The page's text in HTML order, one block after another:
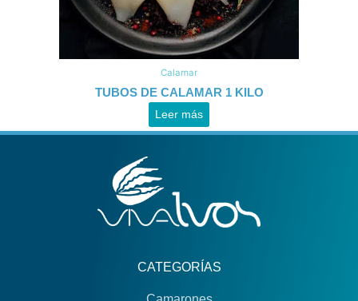
Calamar
TUBOS DE CALAMAR 1 KILO
Leer más
CATEGORÍAS